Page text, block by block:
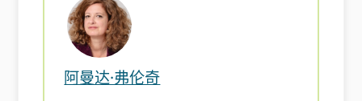
阿曼达·弗伦奇